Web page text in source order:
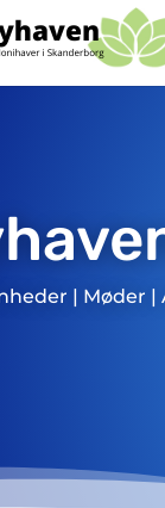
| Møder